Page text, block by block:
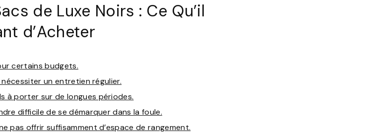
de Luxe Noirs : Ce Qu’il
d’Acheter
certains budgets.
un entretien régulier.
à porter sur de longues périodes.
difficile de se démarquer dans la foule.
pas offrir suffisamment d’espace de rangement.